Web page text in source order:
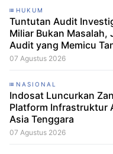
HUKUM
Tuntutan Audit
Miliar Bukan Masalah,
Audit yang Memicu
07 Agustus 2026
NASIONAL
Indosat Luncurkan
Platform Infrastruktur
Asia Tenggara
07 Agustus 2026